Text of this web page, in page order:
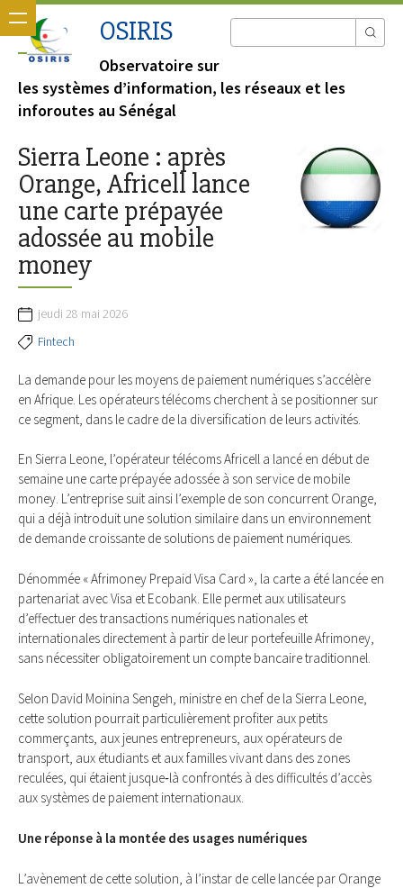
OSIRIS
Observatoire sur
les systèmes d’information, les réseaux et les
inforoutes au Sénégal
Sierra Leone : après
Orange, Africell lance
une carte prépayée
adossée au mobile
money
jeudi 28 mai 2026
Fintech
La demande pour les moyens de paiement numériques s’accélère
en Afrique. Les opérateurs télécoms cherchent à se positionner sur
ce segment, dans le cadre de la diversification de leurs activités.
En Sierra Leone, l’opérateur télécoms Africell a lancé en début de
semaine une carte prépayée adossée à son service de mobile
money. L’entreprise suit ainsi l’exemple de son concurrent Orange,
qui a déjà introduit une solution similaire dans un environnement
de demande croissante de solutions de paiement numériques.
Dénommée « Afrimoney Prepaid Visa Card », la carte a été lancée en
partenariat avec Visa et Ecobank. Elle permet aux utilisateurs
d’effectuer des transactions numériques nationales et
internationales directement à partir de leur portefeuille Afrimoney,
sans nécessiter obligatoirement un compte bancaire traditionnel.
Selon David Moinina Sengeh, ministre en chef de la Sierra Leone,
cette solution pourrait particulièrement profiter aux petits
commerçants, aux jeunes entrepreneurs, aux opérateurs de
transport, aux étudiants et aux familles vivant dans des zones
reculées, qui étaient jusque‑là confrontés à des difficultés d’accès
aux systèmes de paiement internationaux.
Une réponse à la montée des usages numériques
L’avènement de cette solution, à l’instar de celle lancée par Orange